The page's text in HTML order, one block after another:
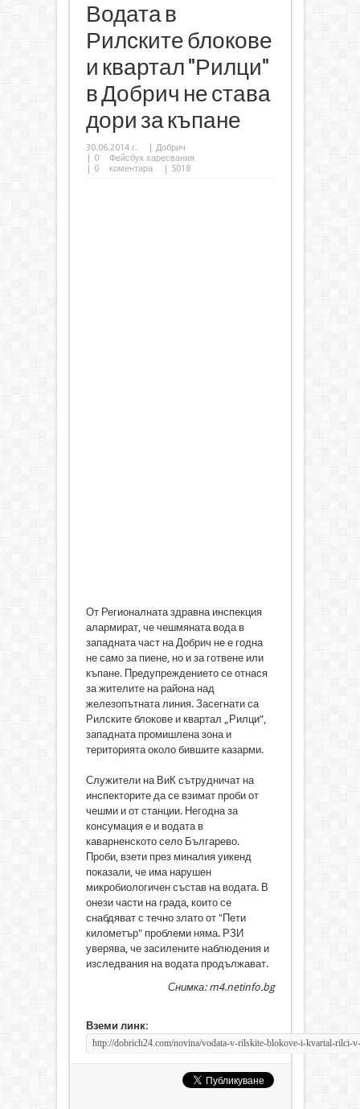
Водата в
Рилските блокове
и квартал "Рилци"
в Добрич не става
дори за къпане
30.06.2014 г. | Добрич
| 0
Фейсбук харесвания
| 0 коментара | 5018
От Регионалната здравна инспекция
алармират, че чешмяната вода в
западната част на Добрич не е годна
не само за пиене, но и за готвене или
къпане. Предупреждението се отнася
за жителите на района над
железопътната линия. Засегнати са
Рилските блокове и квартал „Рилци”,
западната промишлена зона и
територията около бившите казарми.
Служители на ВиК сътрудничат на
инспекторите да се взимат проби от
чешми и от станции. Негодна за
консумация е и водата в
каварненското село Българево.
Проби, взети през миналия уикенд
показали, че има нарушен
микробиологичен състав на водата. В
онези части на града, които се
снабдяват с течно злато от "Пети
километър" проблеми няма. РЗИ
уверява, че засилените наблюдения и
изследвания на водата продължават.
Снимка: m4.netinfo.bg
Вземи линк: